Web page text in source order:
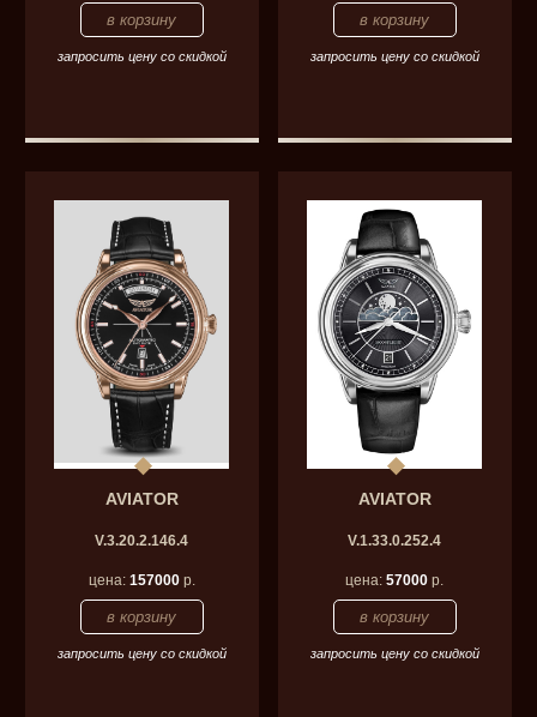
запросить цену со скидкой запросить цену со скидкой
AVIATOR
V.3.20.2.146.4
цена: 157000р.
запросить цену со скидкой
AVIATOR
V.1.33.0.252.4
цена:57000 р.
запросить цену со скидкой